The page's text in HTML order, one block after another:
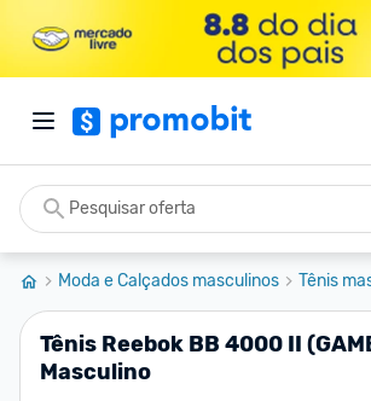
Moda e Calçados masculinos Tênis
Tênis Reebok BB 4000 II
Masculino